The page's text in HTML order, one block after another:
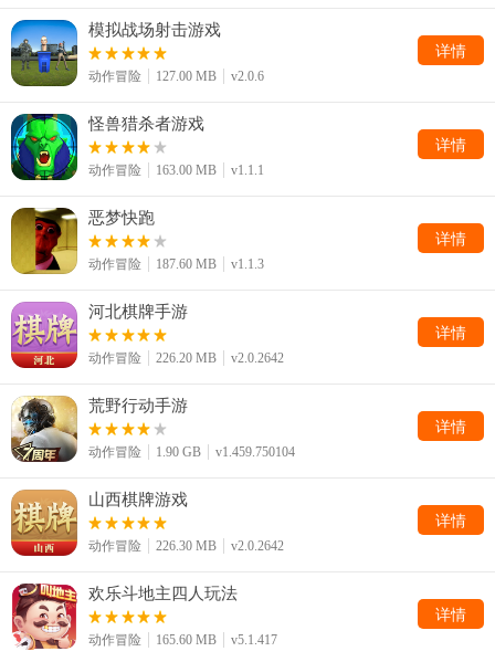
模拟战场射击游戏
动作冒险 127.00 MB v2.0.6
详情
怪兽猎杀者游戏
动作冒险 163.00 MB v1.1.1
详情
恶梦快跑
动作冒险 187.60 MB v1.1.3
详情
河北棋牌手游
动作冒险 226.20 MB v2.0.2642
详情
荒野行动手游
动作冒险 1.90 GB v1.459.750104
详情
山西棋牌游戏
动作冒险 226.30 MB v2.0.2642
详情
欢乐斗地主四人玩法
动作冒险 165.60 MB v5.1.417
详情